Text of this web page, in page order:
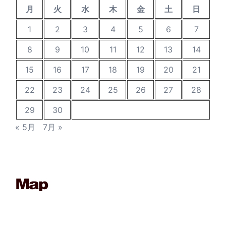
月 火 水 木 金 土
日
1
2 3 4 5 6
7
8
9 10 11 12 13
14
15
16 17 18 19 20
21
22
23 24 25 26 27
28
29
30
« 5月
7月 »